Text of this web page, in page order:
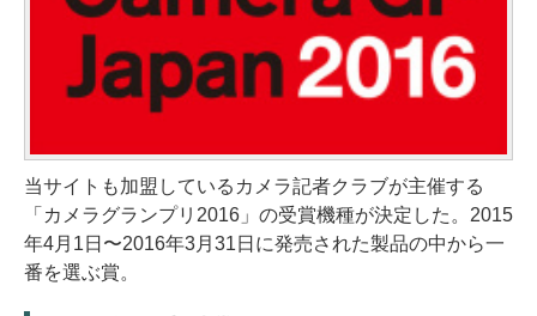
当サイトも加盟しているカメラ記者クラブが主催する
「カメラグランプリ2016」の受賞機種が決定した。2015
年4月1日〜2016年3月31日に発売された製品の中から一
番を選ぶ賞。